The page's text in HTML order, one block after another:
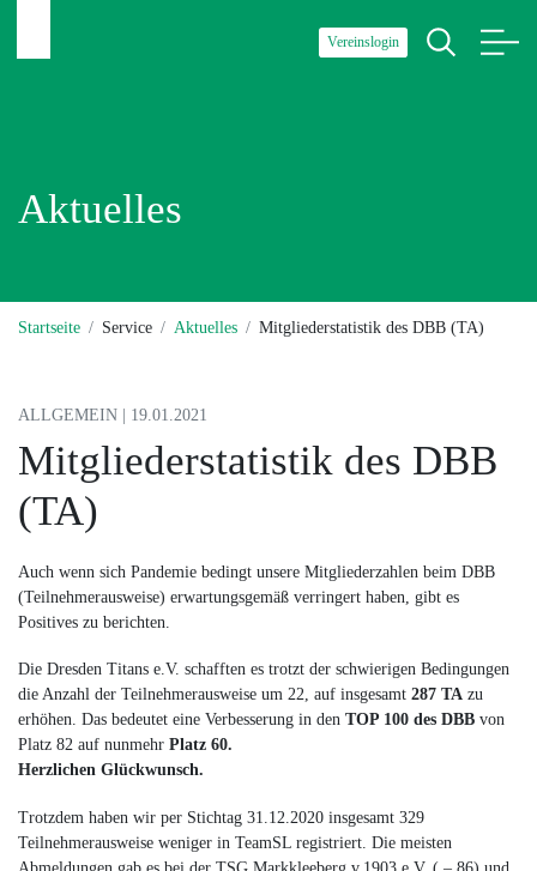
Vereinslogin
Aktuelles
Startseite Service Aktuelles Mitgliederstatistik des DBB (TA)
ALLGEMEIN | 19.01.2021
Mitgliederstatistik des DBB
(TA)
Auch wenn sich Pandemie bedingt unsere Mitgliederzahlen beim DBB
(Teilnehmerausweise) erwartungsgemäß verringert haben, gibt es
Positives zu berichten.
Die Dresden Titans e.V. schafften es trotzt der schwierigen Bedingungen
die Anzahl der Teilnehmerausweise um 22, auf insgesamt 287 TA zu
erhöhen. Das bedeutet eine Verbesserung in den TOP 100 des DBB von
Platz 82 auf nunmehr Platz 60.
Herzlichen Glückwunsch.
Trotzdem haben wir per Stichtag 31.12.2020 insgesamt 329
Teilnehmerausweise weniger in TeamSL registriert. Die meisten